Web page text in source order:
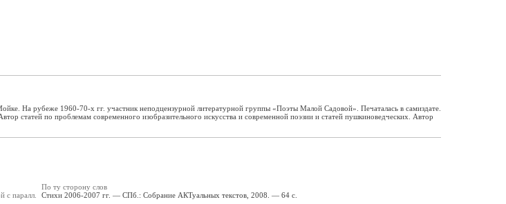
На рубеже 1960-70-х гг. участник неподцензурной литературной группы «Поэты Малой Садовой». Печаталась в самиздате.
статей по проблемам современного изобразительного искусства и современной поэзии и статей пушкиноведческих. Автор
с паралл.
По ту сторону слов
Стихи 2006-2007 гг. — СПб.: Собрание АКТуальных текстов, 2008. — 64 с.